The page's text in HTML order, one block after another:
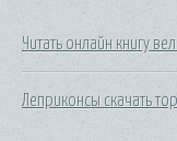
Читать онлайн книгу
Леприконсы скачать